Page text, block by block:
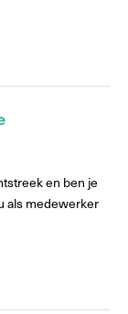
en ben je
als medewerker